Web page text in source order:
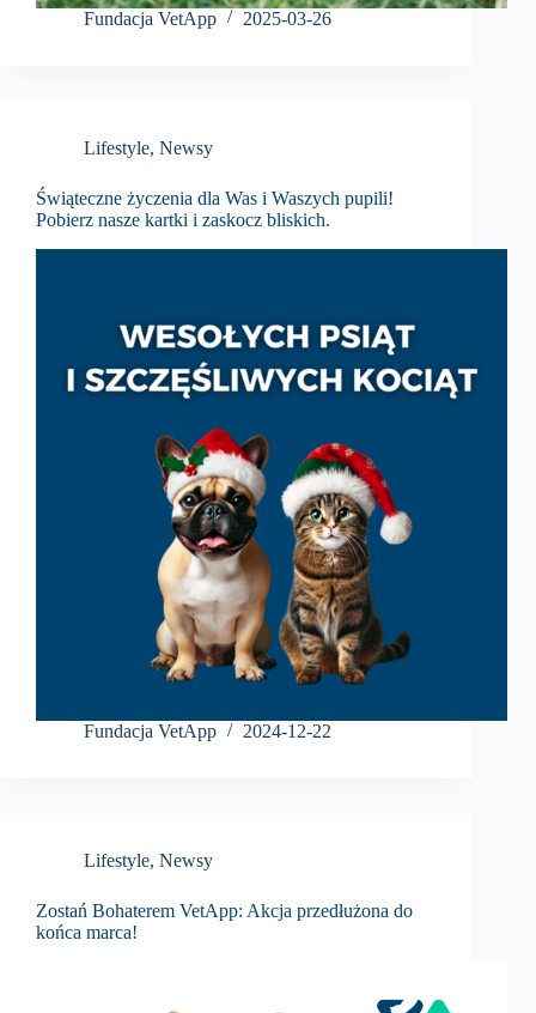
Fundacja VetApp 2025-03-26
Lifestyle, Newsy
Świąteczne życzenia dla Was i Waszych pupili!
Pobierz nasze kartki i zaskocz bliskich.
Fundacja VetApp 2024-12-22
Lifestyle, Newsy
Zostań Bohaterem VetApp: Akcja przedłużona do
końca marca!